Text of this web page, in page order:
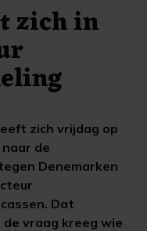
zich in
zich vrijdag op
de
Denemarken
Dat
vraag kreeg wie